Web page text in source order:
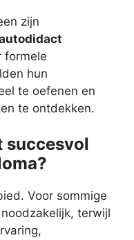
zijn
formele
hun
te oefenen en
te ontdekken.
succesvol
Voor sommige
terwijl